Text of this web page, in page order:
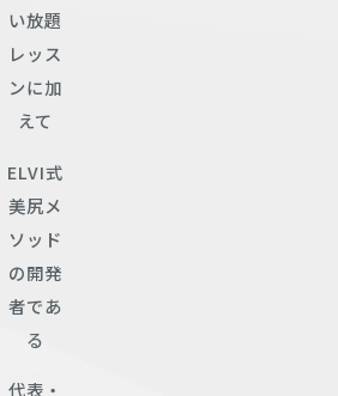
い放題
レッス
ンに加
えて
ELVI式
美尻メ
ソッド
の開発
者であ
る
代表・